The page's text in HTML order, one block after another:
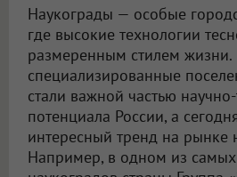
Наукограды — особые
где высокие технологии
размеренным стилем жизни.
специализированные
стали важной частью
потенциала России, а
интересный тренд на рынке
Например, в одном из